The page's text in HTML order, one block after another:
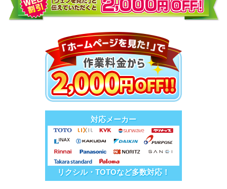
対応メーカー
リクシル・TOTOなど多数対応！